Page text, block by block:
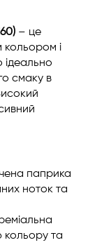
– це
кольором і
смаку в
паприка
ноток та
кольору та